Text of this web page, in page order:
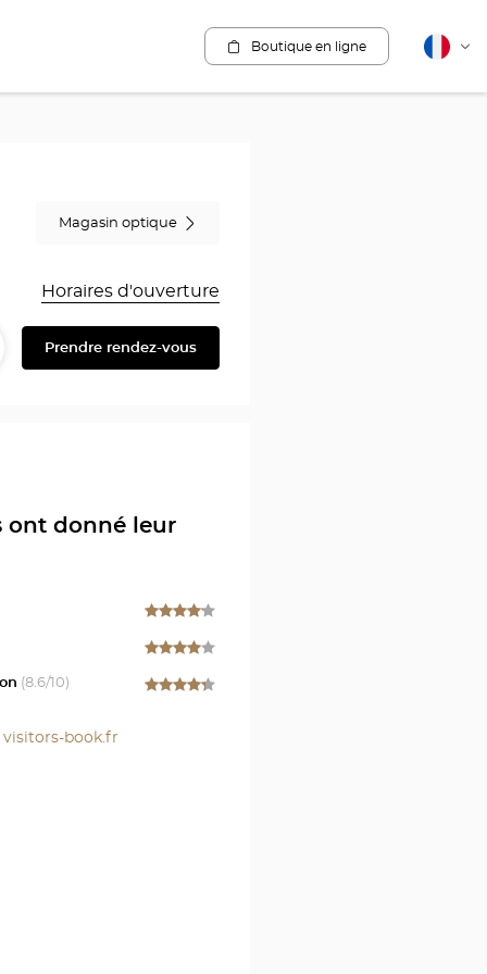
Boutique en ligne Français
Magasin optique
Horaires d'ouverture
Prendre rendez-vous
ont donné leur
(8.6/10)
visitors-book.fr